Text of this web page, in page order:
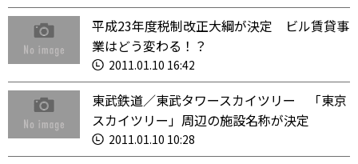
平成23年度税制改正大綱が決定 ビル賃貸事
業はどう変わる！？
2011.01.10 16:42
東武鉄道／東武タワースカイツリー 「東京
スカイツリー」周辺の施設名称が決定
2011.01.10 10:28